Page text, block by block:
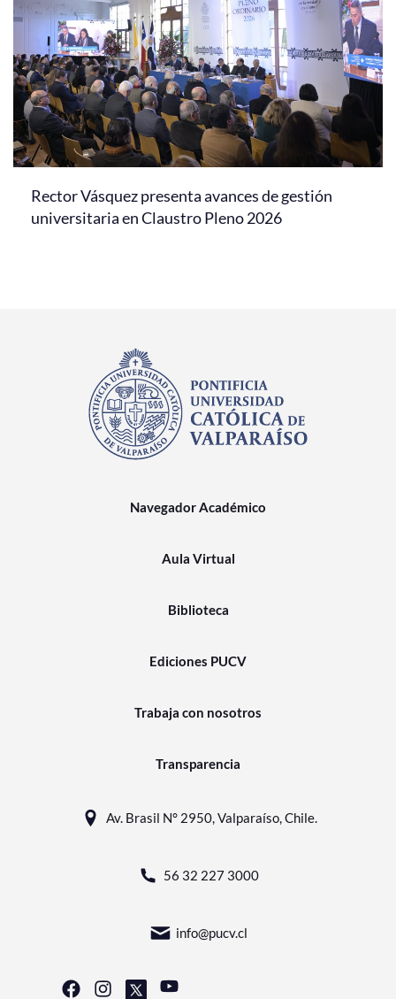
Rector Vásquez presenta avances de gestión
universitaria en Claustro Pleno 2026
Navegador Académico
Aula Virtual
Biblioteca
Ediciones PUCV
Trabaja con nosotros
Transparencia
Av. Brasil N° 2950, Valparaíso, Chile.
56 32 227 3000
info@pucv.cl